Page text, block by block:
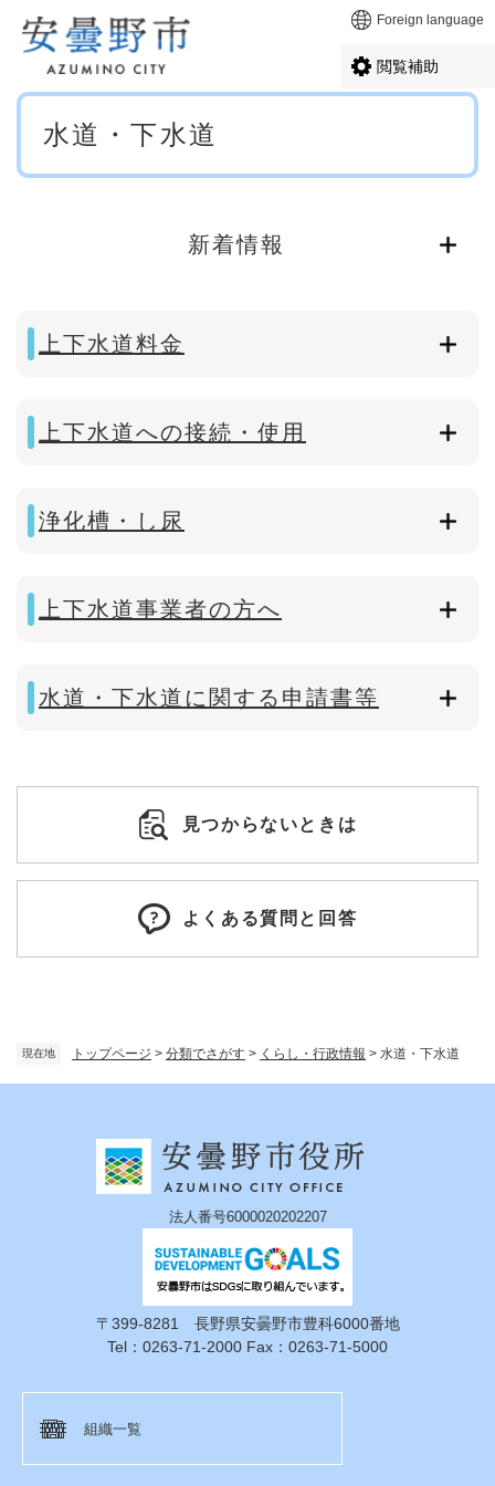
メニューを飛ばして本文へ Foreign language
閲覧補助
現在地 トップページ > 分類でさがす > くらし・行政情報 > 水道・下水道
本
水道・下水道
新着情報
上下水道料金
上下水道への接続・使用
浄化槽・し尿
上下水道事業者の方へ
水道・下水道に関する申請書等
見つからないときは
よくある質問と回答
法人番号6000020202207
〒399-8281 長野県安曇野市豊科6000番地
Tel：0263-71-2000 Fax：0263-71-5000
組織一覧